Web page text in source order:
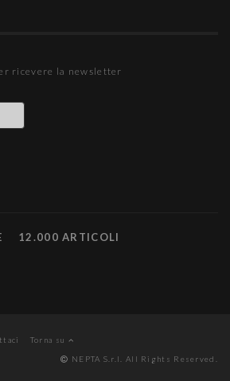
ricevere la newsletter
12.000 ARTICOLI
Torna su
NEPTA S.r.l. All Rights Reserved.